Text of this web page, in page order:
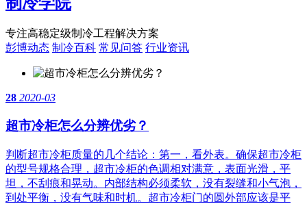
专注高稳定级制冷工程解决方案
彭博动态 制冷百科 常见问答 行业资讯
28 2020-03
超市冷柜怎么分辨优劣？
判断超市冷柜质量的几个结论：第一，看外表。确保超市冷柜
的型号规格合理，超市冷柜的色调相对满意，表面光滑，平
坦，不刮痕和晃动。内部结构必须柔软，没有裂缝和小气泡，
到处平衡，没有气味和时机。超市冷柜门的圆外部应该是平